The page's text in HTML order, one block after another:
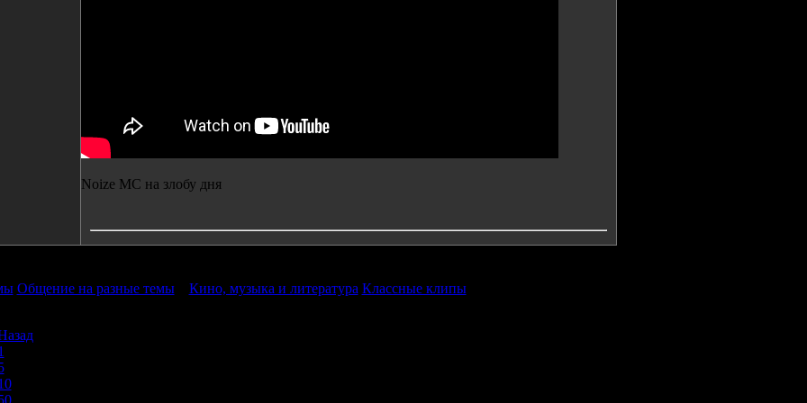
Noize MC на злобу дня
Общение на разные темы» Кино, музыка и литература Классные клипы